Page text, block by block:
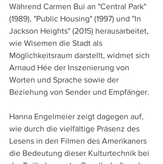
Während Carmen Bui an "Central Park"
(1989), "Public Housing" (1997) und "In
Jackson Heights" (2015) herausarbeitet,
wie Wisemen die Stadt als
Möglichkeitsraum darstellt, widmet sich
Arnaud Hée der Inszenierung von
Worten und Sprache sowie der
Beziehung von Sender und Empfänger.
Hanna Engelmeier zeigt dagegen auf,
wie durch die vielfältige Präsenz des
Lesens in den Filmen des Amerikaners
die Bedeutung dieser Kulturtechnik bei